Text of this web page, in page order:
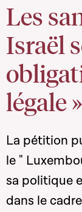
Les
Israël
légale »
La pétition
le "
sa politique
dans le